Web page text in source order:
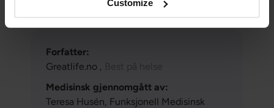
Customize
Forfatter:
Greatlife.no ,
Best på helse
Medisinsk gjennomgått av:
Teresa Husén, Funksjonell Medisinsk